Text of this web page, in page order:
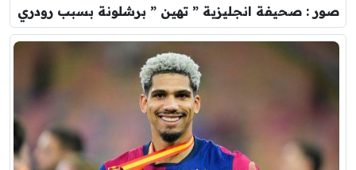
صور : صحيفة انجليزية ” تهين ” برشلونة بسبب رودري